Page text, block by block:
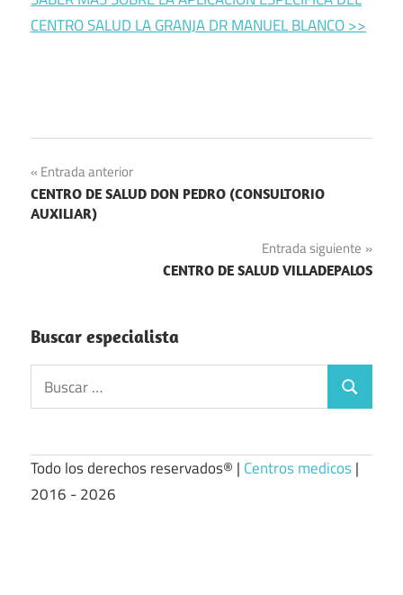
CENTRO SALUD LA GRANJA DR MANUEL BLANCO >>
Navegación
de
Entrada anterior
CENTRO DE SALUD DON PEDRO (CONSULTORIO
AUXILIAR)
Entrada siguiente
CENTRO DE SALUD VILLADEPALOS
Buscar especialista
Buscar:
Buscar
Todo los derechos reservados® | Centros medicos|
2016 - 2026